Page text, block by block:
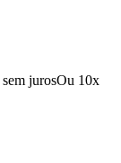
sem jurosOu 10x